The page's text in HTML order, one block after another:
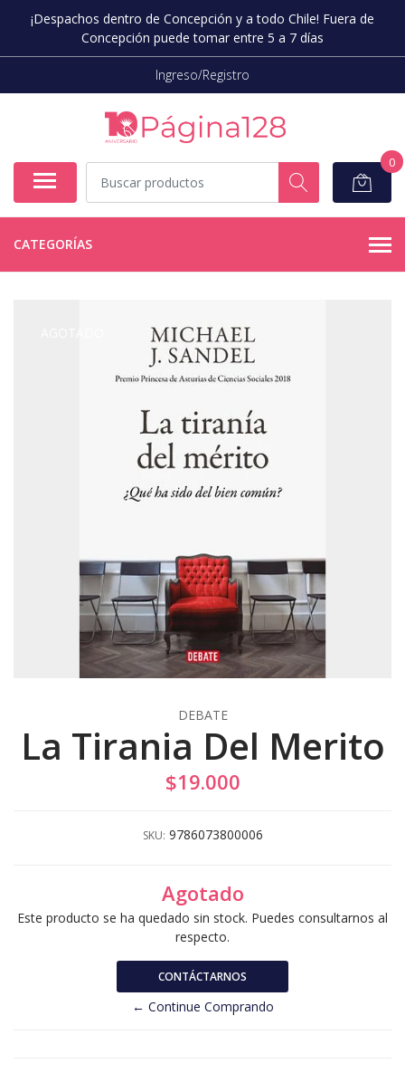
¡Despachos dentro de Concepción y a todo Chile! Fuera de
Concepción puede tomar entre 5 a 7 días
Ingreso/Registro
0
CATEGORÍAS
DEBATE
La Tirania Del Merito
$19.000
SKU: 9786073800006
Agotado
Este producto se ha quedado sin stock. Puedes consultarnos al
respecto.
CONTÁCTARNOS
← Continue Comprando